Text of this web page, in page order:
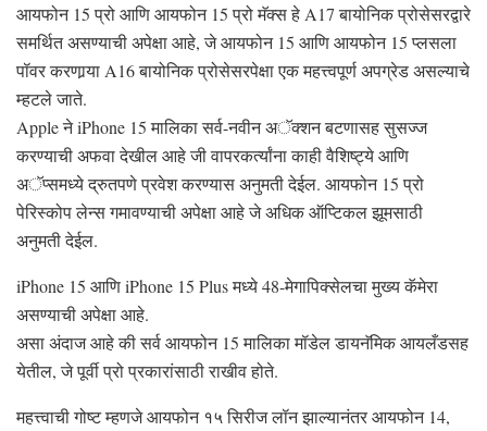
आयफोन 15 प्रो आणि आयफोन 15 प्रो मॅक्स हे A17 बायोनिक प्रोसेसरद्वारे
समर्थित असण्याची अपेक्षा आहे, जे आयफोन 15 आणि आयफोन 15 प्लसला
पॉवर करणार्‍या A16 बायोनिक प्रोसेसरपेक्षा एक महत्त्वपूर्ण अपग्रेड असल्याचे
म्हटले जाते.
Apple ने iPhone 15 मालिका सर्व-नवीन अॅक्शन बटणासह सुसज्ज
करण्याची अफवा देखील आहे जी वापरकर्त्यांना काही वैशिष्ट्ये आणि
अॅप्समध्ये द्रुतपणे प्रवेश करण्यास अनुमती देईल. आयफोन 15 प्रो
पेरिस्कोप लेन्स गमावण्याची अपेक्षा आहे जे अधिक ऑप्टिकल झूमसाठी
अनुमती देईल.
iPhone 15 आणि iPhone 15 Plus मध्ये 48-मेगापिक्सेलचा मुख्य कॅमेरा
असण्याची अपेक्षा आहे.
असा अंदाज आहे की सर्व आयफोन 15 मालिका मॉडेल डायनॅमिक आयलँडसह
येतील, जे पूर्वी प्रो प्रकारांसाठी राखीव होते.
महत्त्वाची गोष्ट म्हणजे आयफोन १५ सिरीज लॉन झाल्यानंतर आयफोन 14,